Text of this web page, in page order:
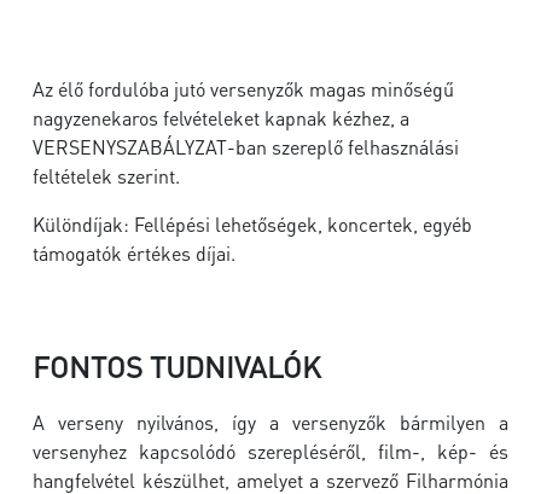
Az élő fordulóba jutó versenyzők magas minőségű
nagyzenekaros felvételeket kapnak kézhez, a
VERSENYSZABÁLYZAT-ban szereplő felhasználási
feltételek szerint.
Különdíjak: Fellépési lehetőségek, koncertek, egyéb
támogatók értékes díjai.
FONTOS TUDNIVALÓK
A verseny nyilvános, így a versenyzők bármilyen a
versenyhez kapcsolódó szerepléséről, film-, kép- és
hangfelvétel készülhet, amelyet a szervező Filharmónia